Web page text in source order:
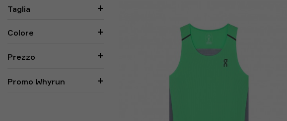
Taglia
Colore
Prezzo
Promo Whyrun